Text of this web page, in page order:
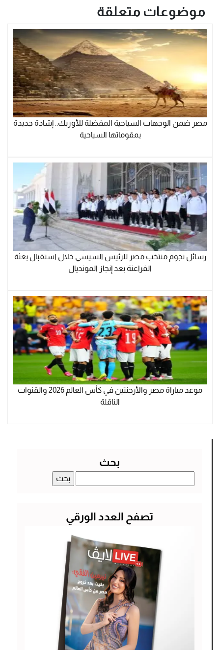
موضوعات متعلقة
مصر ضمن الوجهات السياحية المفضلة للأوزبك.. إشادة جديدة
بمقوماتها السياحية
رسائل نجوم منتخب مصر للرئيس السيسي خلال استقبال بعثة
الفراعنة بعد إنجاز المونديال
موعد مباراة مصر والأرجنتين في كأس العالم 2026 والقنوات
الناقلة
بحث
عن:
تصفح العدد الورقي